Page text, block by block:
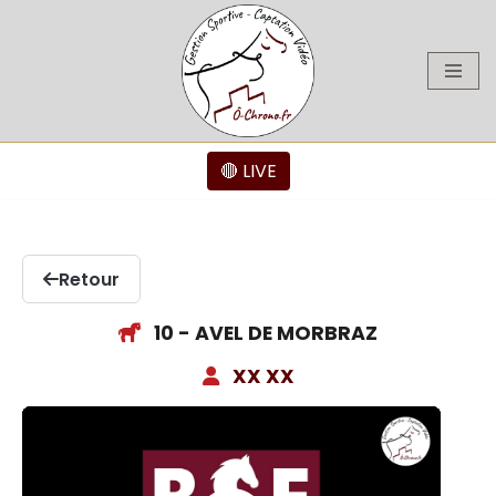
🔴 LIVE
Retour
10 - AVEL DE MORBRAZ
XX XX